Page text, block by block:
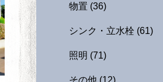
物置 (36)
シンク・立水栓 (61)
照明 (71)
その他 (12)